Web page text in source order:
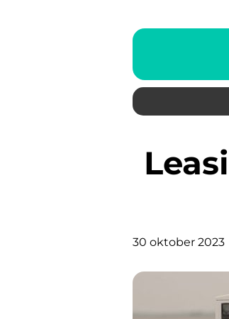
Leasing elbil – En omfattende
30 oktober 2023